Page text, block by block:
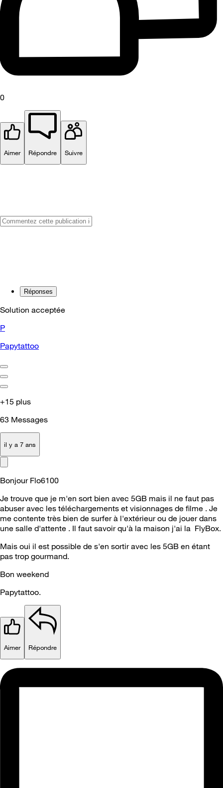
0
Aimer Répondre Suivre
Réponses
Solution acceptée
P
Papytattoo
+15 plus
63 Messages
il y a 7 ans
Bonjour Flo6100
Je trouve que je m'en sort bien avec 5GB mais il ne faut pas
abuser avec les téléchargements et visionnages de filme . Je
me contente très bien de surfer à l'extérieur ou de jouer dans
une salle d'attente . Il faut savoir qu'à la maison j'ai la FlyBox.
Mais oui il est possible de s'en sortir avec les 5GB en étant
pas trop gourmand.
Bon weekend
Papytattoo.
Aimer Répondre